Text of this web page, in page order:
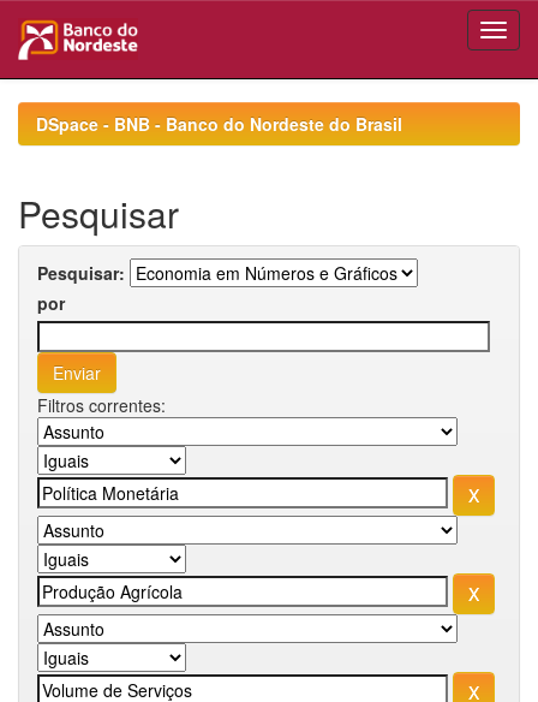
navigationDSpace - BNB - Banco do Nordeste do Brasil
Pesquisar
Pesquisar:
por
Filtros correntes: